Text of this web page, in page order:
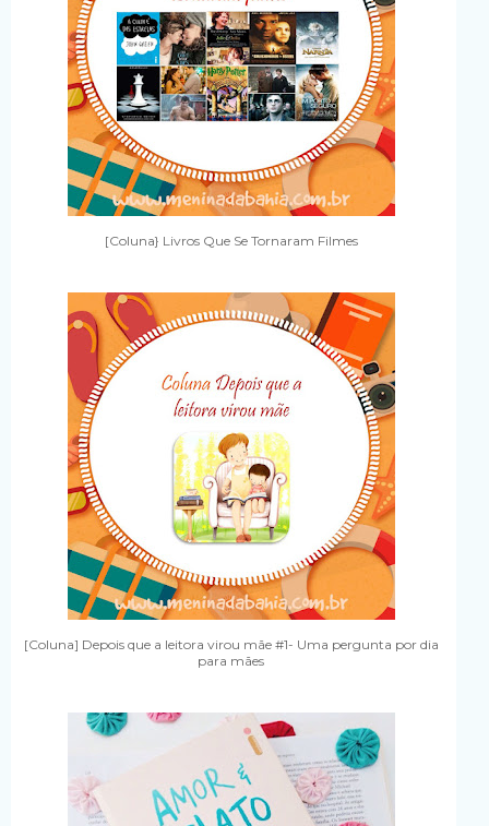
[Coluna} Livros Que Se Tornaram Filmes
[Coluna] Depois que a leitora virou mãe #1- Uma pergunta por dia
para mães